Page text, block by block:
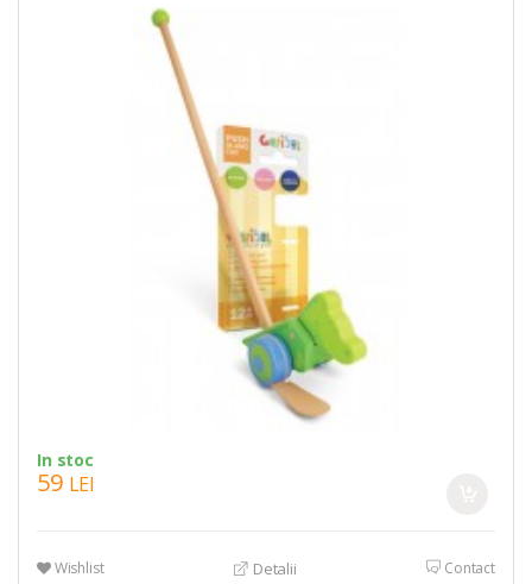
In stoc
59 LEI
Wishlist Detalii Contact